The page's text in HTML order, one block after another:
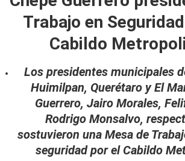
Trabajo en
Cabildo
Los presidentes municipales
Huimilpan, Querétaro y El
Guerrero, Jairo Morales,
Rodrigo Monsalvo,
sostuvieron una Mesa de
seguridad por el Cabildo